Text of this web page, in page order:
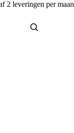
2 leveringen per